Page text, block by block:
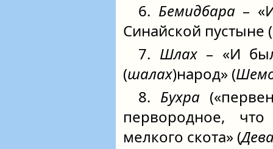
6. Бемидбара –
Синайской пустыне (
7. Шлах– «И
(шалах)народ» (
8. Бухра
первородное,
мелкого скота» (